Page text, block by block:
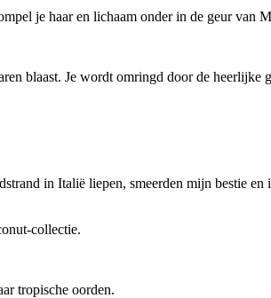
je haar en lichaam onder in de geur
blaast. Je wordt omringd door de heerlijke
in Italië liepen, smeerden mijn bestie
collectie.
tropische oorden.